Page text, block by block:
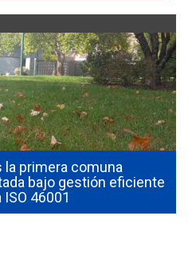
la primera comuna
bajo gestión eficiente
ISO 46001